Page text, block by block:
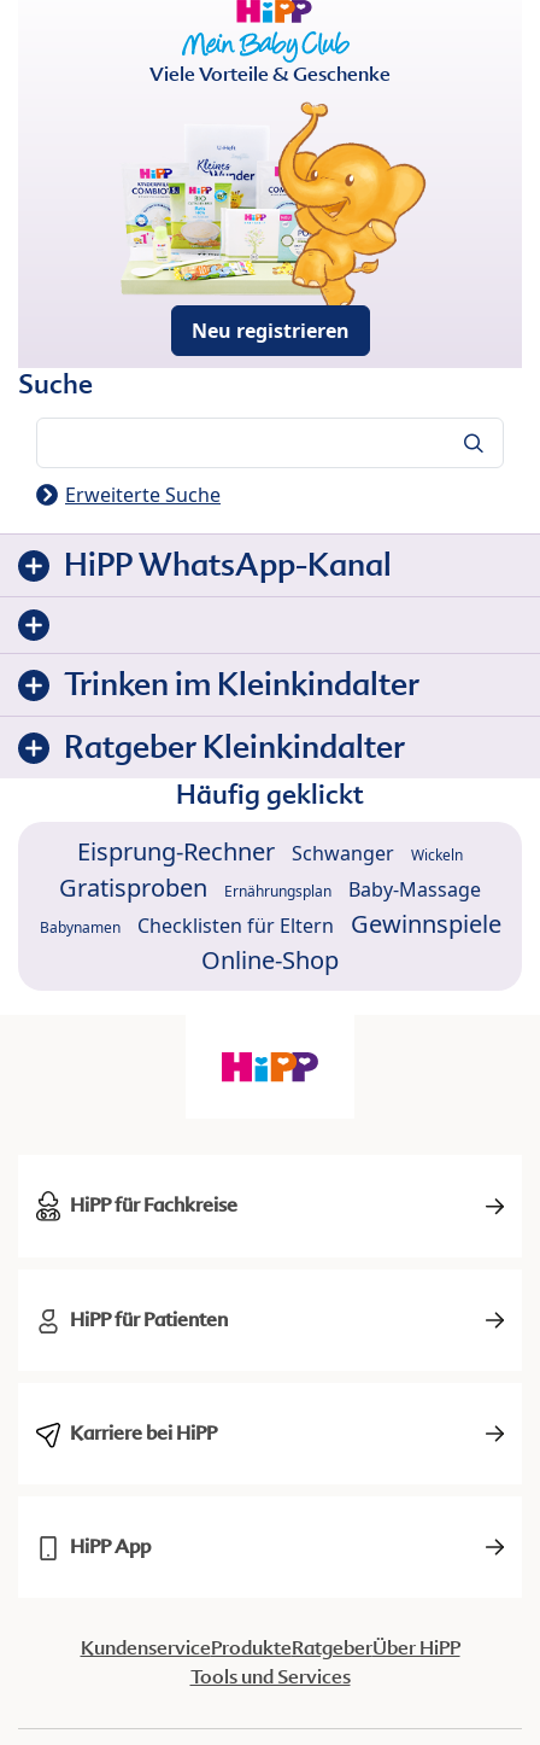
Viele Vorteile & Geschenke
Neu registrieren
Suche
Erweiterte Suche
HiPP WhatsApp-Kanal
Trinken im Kleinkindalter
Ratgeber Kleinkindalter
Häufig geklickt
Eisprung-Rechner Schwanger Wickeln
Gratisproben Ernährungsplan Baby-Massage
Babynamen Checklisten für Eltern
Gewinnspiele
Online-Shop
HiPP für Fachkreise
HiPP für Patienten
Karriere bei HiPP
HiPP App
KundenserviceProdukteRatgeberÜber HiPP
Tools und Services